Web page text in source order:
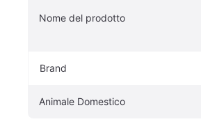
Nome del prodotto
Brand
Animale Domestico